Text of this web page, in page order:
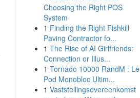
Choosing the Right POS
System
1 Finding the Right Fishkill
Paving Contractor fo...
1 The Rise of AI Girlfriends:
Connection or Illus...
1 Tornado 10000 RandM : Le
Pod Monobloc Ultim...
1 Vaststellingsovereenkomst